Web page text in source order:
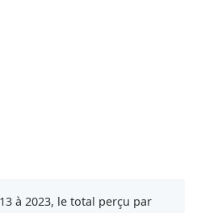
à 2023, le total perçu par